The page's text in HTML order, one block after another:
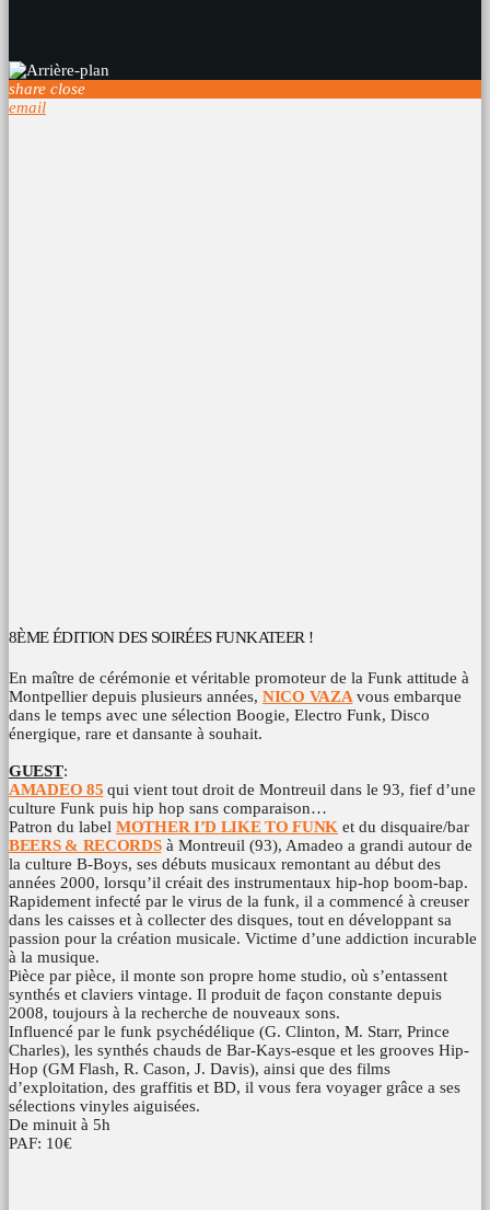
share close
email
8ÈME ÉDITION DES SOIRÉES FUNKATEER !
En maître de cérémonie et véritable promoteur de la Funk attitude à
Montpellier depuis plusieurs années, NICO VAZAvous embarque
dans le temps avec une sélection Boogie, Electro Funk, Disco
énergique, rare et dansante à souhait.
GUEST:
AMADEO 85 qui vient tout droit de Montreuil dans le 93, fief d’une
culture Funk puis hip hop sans comparaison…
Patron du label MOTHER I’D LIKE TO FUNK et du disquaire/bar
BEERS & RECORDSà Montreuil (93), Amadeo a grandi autour de
la culture B-Boys, ses débuts musicaux remontant au début des
années 2000, lorsqu’il créait des instrumentaux hip-hop boom-bap.
Rapidement infecté par le virus de la funk, il a commencé à creuser
dans les caisses et à collecter des disques, tout en développant sa
passion pour la création musicale. Victime d’une addiction incurable
à la musique.
Pièce par pièce, il monte son propre home studio, où s’entassent
synthés et claviers vintage. Il produit de façon constante depuis
2008, toujours à la recherche de nouveaux sons.
Influencé par le funk psychédélique (G. Clinton, M. Starr, Prince
Charles), les synthés chauds de Bar-Kays-esque et les grooves Hip-
Hop (GM Flash, R. Cason, J. Davis), ainsi que des films
d’exploitation, des graffitis et BD, il vous fera voyager grâce a ses
sélections vinyles aiguisées.
De minuit à 5h
PAF: 10€